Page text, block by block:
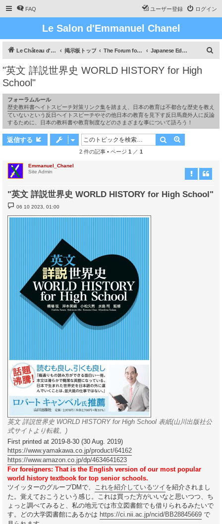
FAQ ログイン
ユーザー登録
Le Salon d'Emmanuel Chanel
Le Château d'Emmanuel Chanel 掲示板トップ The Forum for Japan, our Nation! / 日本国民のためのフォーラム Japanese Education / 日本の教育
"英文 詳説世界史 WORLD HISTORY for High
School"
フォーラムルール
歴史教科書ヘイトスピーチ対策リンク集を踏まえ、日本の教育は不都合な歴史を教え
ていないという反日ヘイトスピーチやその他日本の教育を見下す反日馬鹿外人に反論
するために、日本の教科書や教育制度などのさまざまな事について語ろう！
返信する 検索
2 件の記事 • ページ 1 ／ 1
Emmanuel_Chanel
Site Admin
"英文 詳説世界史 WORLD HISTORY for High School"
投
稿
記
06 10 2023, 01:00
英文 詳説世界史 WORLD HISTORY for High School 表紙(山川出版社公
式サイトより転載。)
First printed at 2019-8-30 (30 Aug. 2019)
https://www.yamakawa.co.jp/product/64162
https://www.amazon.co.jp/dp/4634641623
For foreigners: That is the English version of our most popular
world history textbook for top senior schools.
ツイッターのグループDMで、 これを紹介しているツイ を紹介されまし
た。覚えておこうという感じ。これは買った方がいいなと思いつつ、ち
ょっと調べてみると、私の地元では市立図書館でも借りられるみたいで
す。どの大学図書館にあるかは https://ci.nii.ac.jp/ncid/BB28845669 で